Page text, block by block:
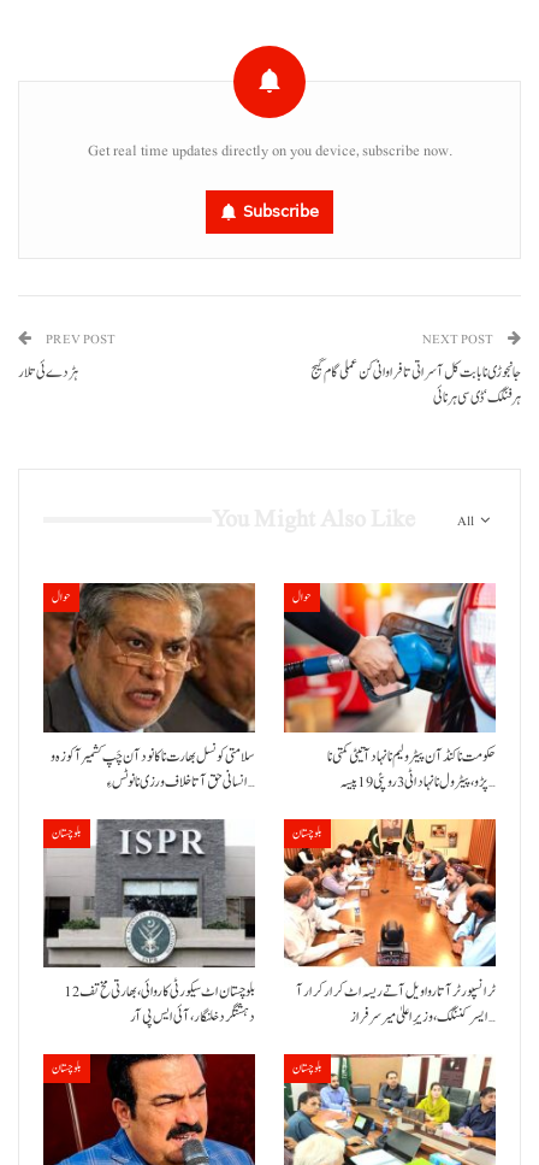
Get real time updates directly on you device, subscribe now.
Subscribe
PREV POST
ہڑ دے ئی تلار
NEXT POST
جانجوڑی نا بابت کل آسراتی تا فراوانی کن عملی گام گیج
ہرفنگک‘ ڈی سی ہرنائی
All
حوال
سلامتی کونسل بھارت نا کانود آن چَپ کشمیر آ کوزہ و
انسانی حق آتا خلاف ورزی نا نوٹس ءِ…
حوال
حکومت نا کنڈ آن پیٹرولیم نا نہاد آتیٹی کمتی نا
پڑو،پیٹرول نا نہاد اٹی 3 روپئی 19 پیسہ…
بلوچستان
بلوچستان اٹ سیکورٹی کاروائی، بھارتی مخ تف 12
دہشتگرد خلنگار،آئی ایس پی آر
بلوچستان
ٹرانسپورٹر آتا روا ویل آتے ریسہ اٹ کرار کرار آ
ایسر کننگک ،وزیرِ اعلیٰ میر سرفراز…
بلوچستان بلوچستان